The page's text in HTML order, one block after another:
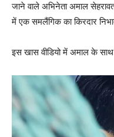
जाने वाले अभिनेता अमाल
में एक समलैंगिक का किरदार
इस खास वीडियो में अमाल के